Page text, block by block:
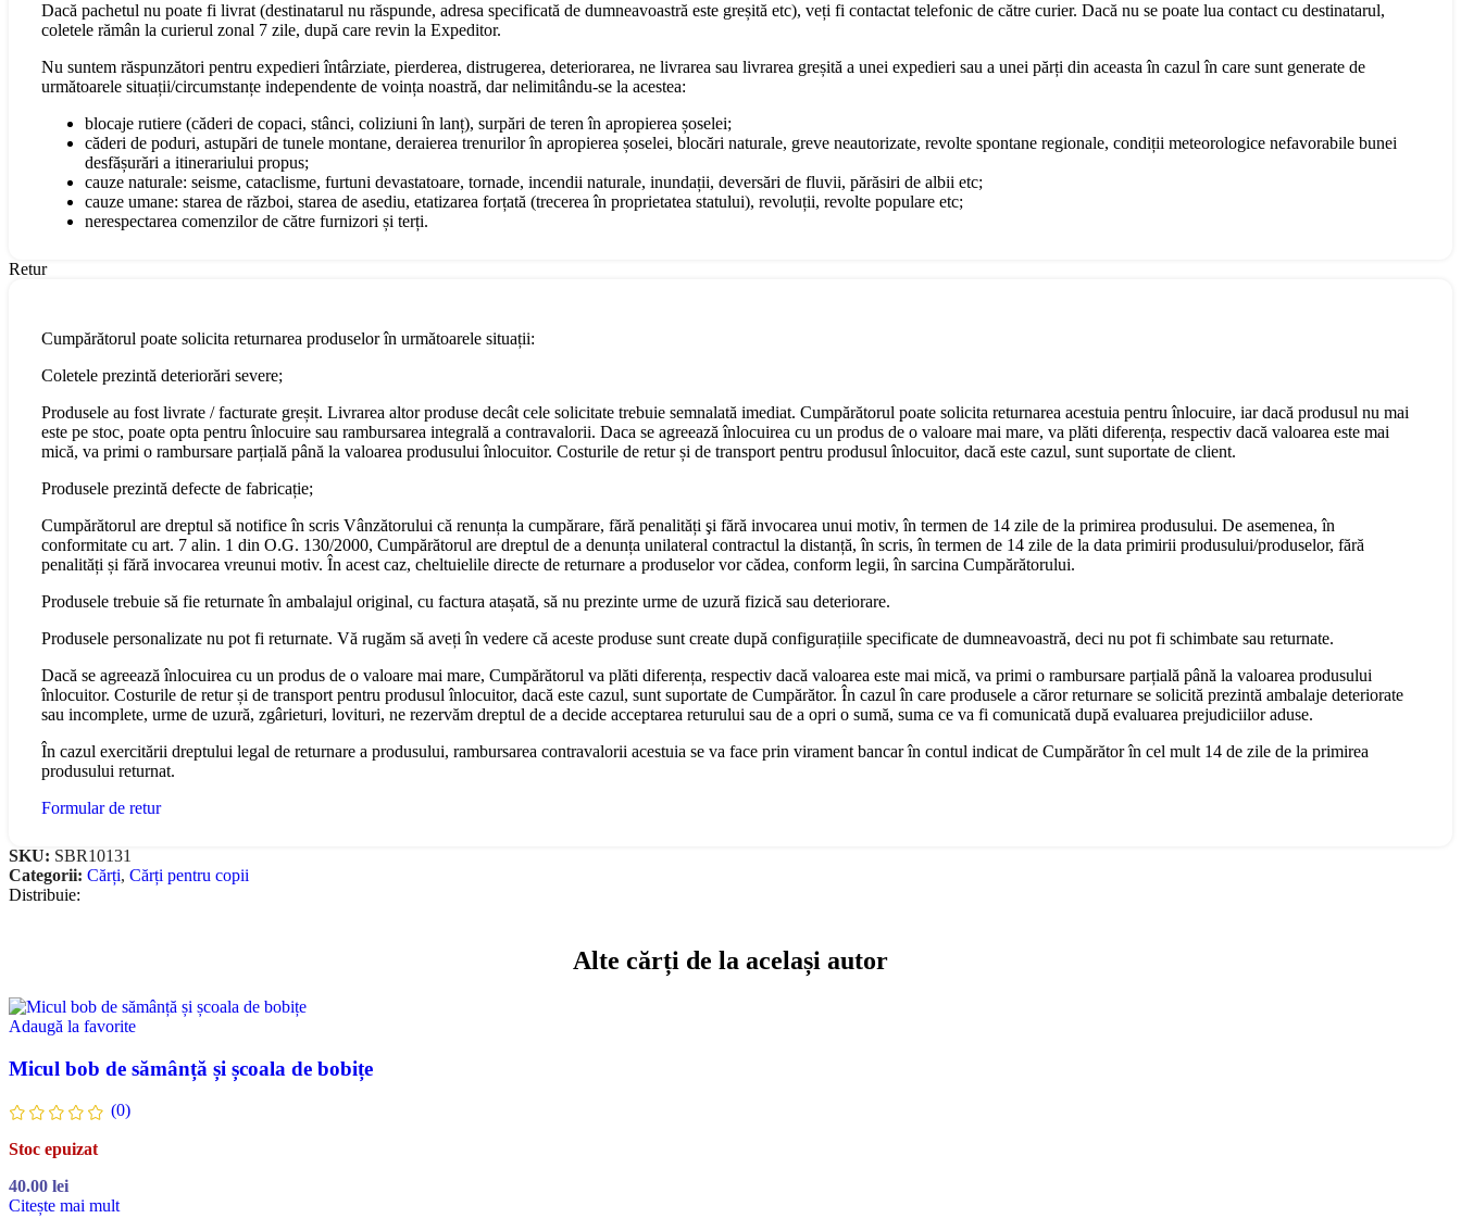
Dacă pachetul nu poate fi livrat (destinatarul nu răspunde, adresa specificată de dumneavoastră este greșită etc), veți fi contactat telefonic de către curier. Dacă nu se poate lua contact cu destinatarul,
coletele rămân la curierul zonal 7 zile, după care revin la Expeditor.
Nu suntem răspunzători pentru expedieri întârziate, pierderea, distrugerea, deteriorarea, ne livrarea sau livrarea greșită a unei expedieri sau a unei părți din aceasta în cazul în care sunt generate de
următoarele situații/circumstanțe independente de voința noastră, dar nelimitându-se la acestea:
blocaje rutiere (căderi de copaci, stânci, coliziuni în lanț), surpări de teren în apropierea șoselei;
căderi de poduri, astupări de tunele montane, deraierea trenurilor în apropierea șoselei, blocări naturale, greve neautorizate, revolte spontane regionale, condiții meteorologice nefavorabile bunei
desfășurări a itinerariului propus;
cauze naturale: seisme, cataclisme, furtuni devastatoare, tornade, incendii naturale, inundații, deversări de fluvii, părăsiri de albii etc;
cauze umane: starea de război, starea de asediu, etatizarea forțată (trecerea în proprietatea statului), revoluții, revolte populare etc;
nerespectarea comenzilor de către furnizori și terți.
Retur
Cumpărătorul poate solicita returnarea produselor în următoarele situații:
Coletele prezintă deteriorări severe;
Produsele au fost livrate / facturate greșit. Livrarea altor produse decât cele solicitate trebuie semnalată imediat. Cumpărătorul poate solicita returnarea acestuia pentru înlocuire, iar dacă produsul nu mai
este pe stoc, poate opta pentru înlocuire sau rambursarea integrală a contravalorii. Daca se agreează înlocuirea cu un produs de o valoare mai mare, va plăti diferența, respectiv dacă valoarea este mai
mică, va primi o rambursare parțială până la valoarea produsului înlocuitor. Costurile de retur și de transport pentru produsul înlocuitor, dacă este cazul, sunt suportate de client.
Produsele prezintă defecte de fabricație;
Cumpărătorul are dreptul să notifice în scris Vânzătorului că renunța la cumpărare, fără penalități şi fără invocarea unui motiv, în termen de 14 zile de la primirea produsului. De asemenea, în
conformitate cu art. 7 alin. 1 din O.G. 130/2000, Cumpărătorul are dreptul de a denunța unilateral contractul la distanță, în scris, în termen de 14 zile de la data primirii produsului/produselor, fără
penalități și fără invocarea vreunui motiv. În acest caz, cheltuielile directe de returnare a produselor vor cădea, conform legii, în sarcina Cumpărătorului.
Produsele trebuie să fie returnate în ambalajul original, cu factura atașată, să nu prezinte urme de uzură fizică sau deteriorare.
Produsele personalizate nu pot fi returnate. Vă rugăm să aveți în vedere că aceste produse sunt create după configurațiile specificate de dumneavoastră, deci nu pot fi schimbate sau returnate.
Dacă se agreează înlocuirea cu un produs de o valoare mai mare, Cumpărătorul va plăti diferența, respectiv dacă valoarea este mai mică, va primi o rambursare parțială până la valoarea produsului
înlocuitor. Costurile de retur și de transport pentru produsul înlocuitor, dacă este cazul, sunt suportate de Cumpărător. În cazul în care produsele a căror returnare se solicită prezintă ambalaje deteriorate
sau incomplete, urme de uzură, zgârieturi, lovituri, ne rezervăm dreptul de a decide acceptarea returului sau de a opri o sumă, suma ce va fi comunicată după evaluarea prejudiciilor aduse.
În cazul exercitării dreptului legal de returnare a produsului, rambursarea contravalorii acestuia se va face prin virament bancar în contul indicat de Cumpărător în cel mult 14 de zile de la primirea
produsului returnat.
Formular de retur
SKU: SBR10131
Categorii: Cărți, Cărți pentru copii
Distribuie:
Alte cărți de la același autor
Adaugă la favorite
Micul bob de sămânță și școala de bobițe
(0)
Stoc epuizat
40.00 lei
Citește mai mult